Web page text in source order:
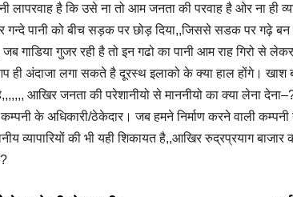
लापरवाह है कि उसे ना तो आम जनता की परवाह है ओर ना ही
गन्दे पानी को बीच सड़क पर छोड़ दिया,,जिससे सडक पर गढ़े
गाडिया गुजर रही है तो इन गढो का पानी आम राह गिरो से
आप ही अंदाजा लगा सकते है दूरस्थ इलाको के क्या हाल होंगे।
आखिर जनता की परेशानीयो से माननीयो का क्या लेना
कम्पनी के अधिकारी/ठेकेदार। जब हमने निर्माण करने वाली
व्यापारियों की भी यही शिकायत है,,आखिर रुद्रप्रयाग